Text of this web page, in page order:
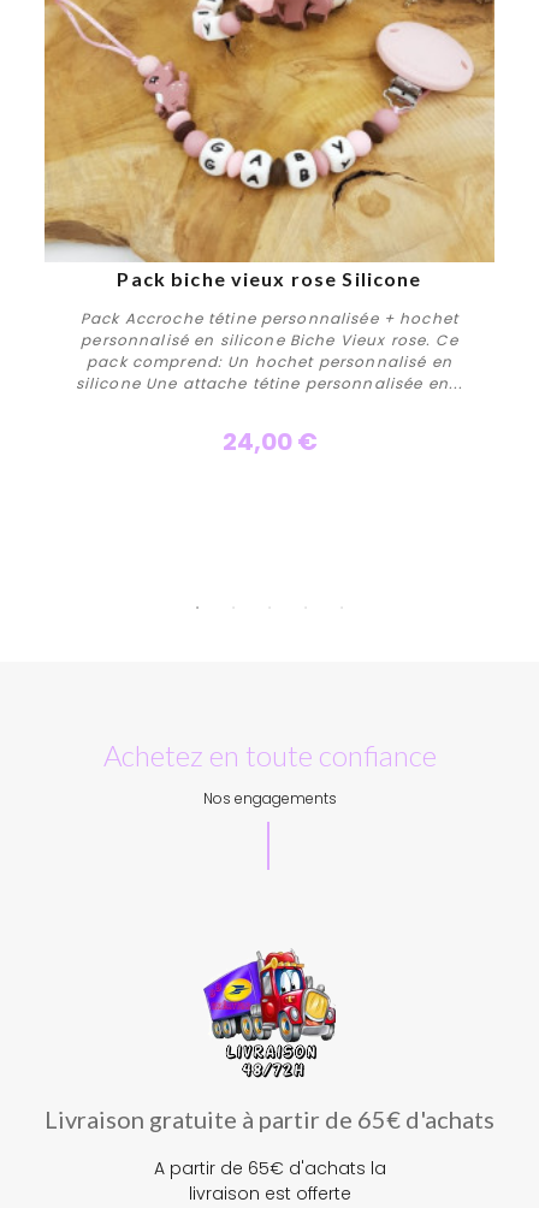
Pack biche vieux rose Silicone
Pack Accroche tétine personnalisée + hochet
personnalisé en silicone Biche Vieux rose. Ce
pack comprend: Un hochet personnalisé en
silicone Une attache tétine personnalisée en...
24,00 €
Achetez en toute confiance
Nos engagements
Livraison gratuite à partir de 65€ d'achats
A partir de 65€ d'achats la
livraison est offerte